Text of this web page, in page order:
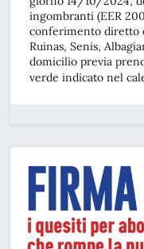
ingombranti (EER
conferimento diretto
Ruinas, Senis,
domicilio previa
verde indicato nel